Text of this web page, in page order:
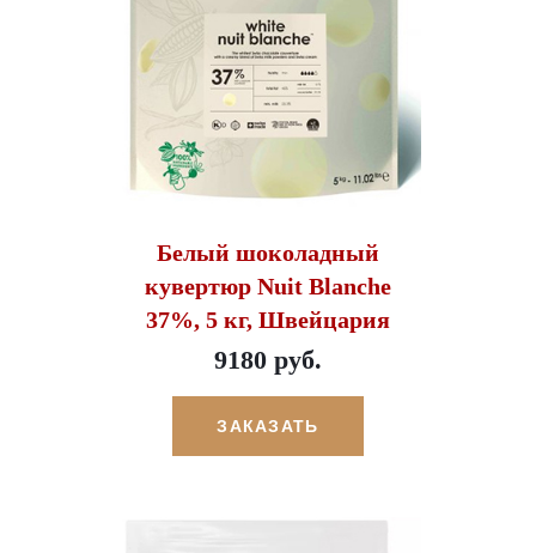
Белый шоколадный
кувертюр Nuit Blanche
37%, 5 кг, Швейцария
9180 руб.
ЗАКАЗАТЬ